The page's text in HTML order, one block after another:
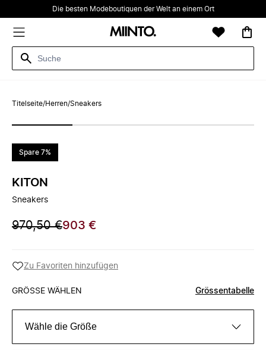
Die besten Modeboutiquen der Welt an einem Ort
Titelseite/Herren/Sneakers
Spare 7%
KITON
Sneakers
970,50 €903 €
Zu Favoriten hinzufügen
GRÖSSE WÄHLEN Grössentabelle
Wähle die Größe